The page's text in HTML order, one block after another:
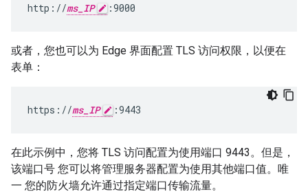
http://ms_IP :9000
或者，您也可以为 Edge 界面配置 TLS 访问权限，以便在
表单：
https://ms_IP :9443
在此示例中，您将 TLS 访问配置为使用端口 9443。但是，
该端口号 您可以将管理服务器配置为使用其他端口值。唯
一 您的防火墙允许通过指定端口传输流量。